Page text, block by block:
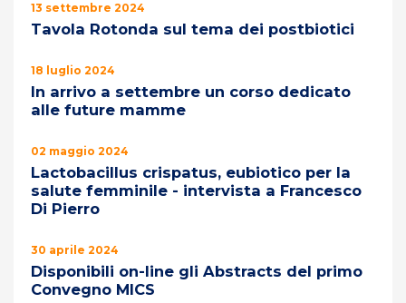
13 settembre 2024
Tavola Rotonda sul tema dei postbiotici
18 luglio 2024
In arrivo a settembre un corso dedicato
alle future mamme
02 maggio 2024
Lactobacillus crispatus, eubiotico per la
salute femminile - intervista a Francesco
Di Pierro
30 aprile 2024
Disponibili on-line gli Abstracts del primo
Convegno MICS